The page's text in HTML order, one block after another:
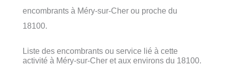
encombrants à Méry-sur-Cher ou proche du
18100.
Liste des encombrants ou service lié à cette
activité à Méry-sur-Cher et aux environs du 18100.